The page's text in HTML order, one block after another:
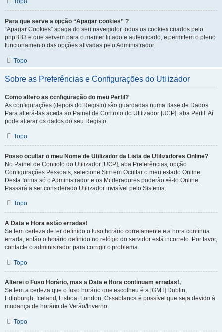
Topo
Para que serve a opção “Apagar cookies” ?
“Apagar Cookies” apaga do seu navegador todos os cookies criados pelo
phpBB3 e que servem para o manter ligado e autenticado, e permitem o pleno
funcionamento das opções ativadas pelo Administrador.
Topo
Sobre as Preferências e Configurações do Utilizador
Como altero as configuração do meu Perfil?
As configurações (depois do Registo) são guardadas numa Base de Dados.
Para alterá-las aceda ao Painel de Controlo do Utilizador [UCP], aba Perfil. Aí
pode alterar os dados do seu Registo.
Topo
Posso ocultar o meu Nome de Utilizador da Lista de Utilizadores Online?
No Painel de Controlo do Utilizador [UCP], aba Preferências, opção
Configurações Pessoais, selecione Sim em Ocultar o meu estado Online.
Desta forma só o Administrador e os Moderadores poderão vê-lo Online.
Passará a ser considerado Utilizador invisível pelo Sistema.
Topo
A Data e Hora estão erradas!
Se tem certeza de ter definido o fuso horário corretamente e a hora continua
errada, então o horário definido no relógio do servidor está incorreto. Por favor,
contacte o administrador para corrigir o problema.
Topo
Alterei o Fuso Horário, mas a Data e Hora continuam erradas!,
Se tem a certeza que o fuso horário que escolheu é a [GMT] Dublin,
Edinburgh, Iceland, Lisboa, London, Casablanca é possível que seja devido à
mudança de horário de Verão/Inverno.
Topo